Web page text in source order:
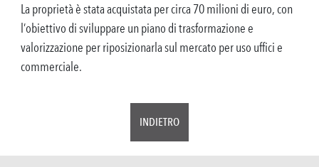
La proprietà è stata acquistata per circa 70 milioni di euro, con
l’obiettivo di sviluppare un piano di trasformazione e
valorizzazione per riposizionarla sul mercato per uso uffici e
commerciale.
INDIETRO